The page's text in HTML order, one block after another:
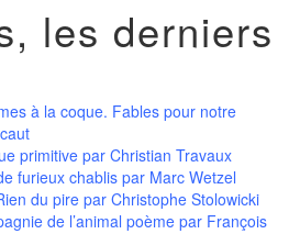
les derniers
à la coque. Fables pour notre
primitive par Christian Travaux
furieux chablis par Marc Wetzel
du pire par Christophe Stolowicki
de l’animal poème par François